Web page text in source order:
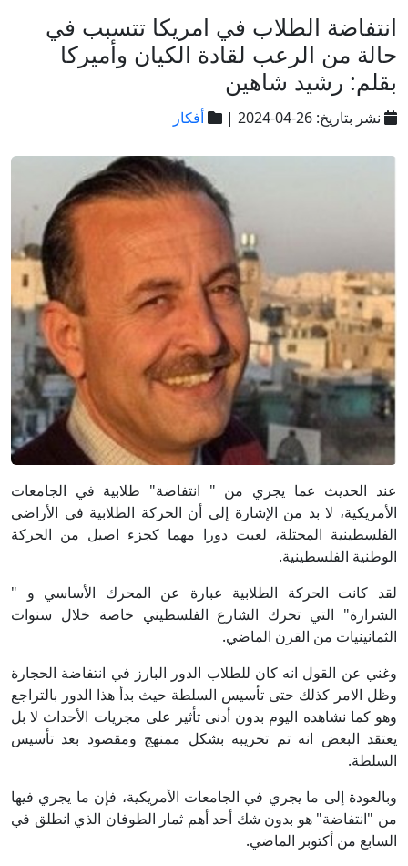
انتفاضة الطلاب في امريكا تتسبب في
حالة من الرعب لقادة الكيان وأميركا
بقلم: رشيد شاهين
نشر بتاريخ: 26-04-2024 | أفكار
عند الحديث عما يجري من " انتفاضة" طلابية في الجامعات
الأمريكية، لا بد من الإشارة إلى أن الحركة الطلابية في الأراضي
الفلسطينية المحتلة، لعبت دورا مهما كجزء اصيل من الحركة
الوطنية الفلسطينية.
لقد كانت الحركة الطلابية عبارة عن المحرك الأساسي و "
الشرارة" التي تحرك الشارع الفلسطيني خاصة خلال سنوات
الثمانينيات من القرن الماضي.
وغني عن القول انه كان للطلاب الدور البارز في انتفاضة الحجارة
وظل الامر كذلك حتى تأسيس السلطة حيث بدأ هذا الدور بالتراجع
وهو كما نشاهده اليوم بدون أدنى تأثير على مجريات الأحداث لا بل
يعتقد البعض انه تم تخريبه بشكل ممنهج ومقصود بعد تأسيس
السلطة.
وبالعودة إلى ما يجري في الجامعات الأمريكية، فإن ما يجري فيها
من "انتفاضة" هو بدون شك أحد أهم ثمار الطوفان الذي انطلق في
السابع من أكتوبر الماضي.